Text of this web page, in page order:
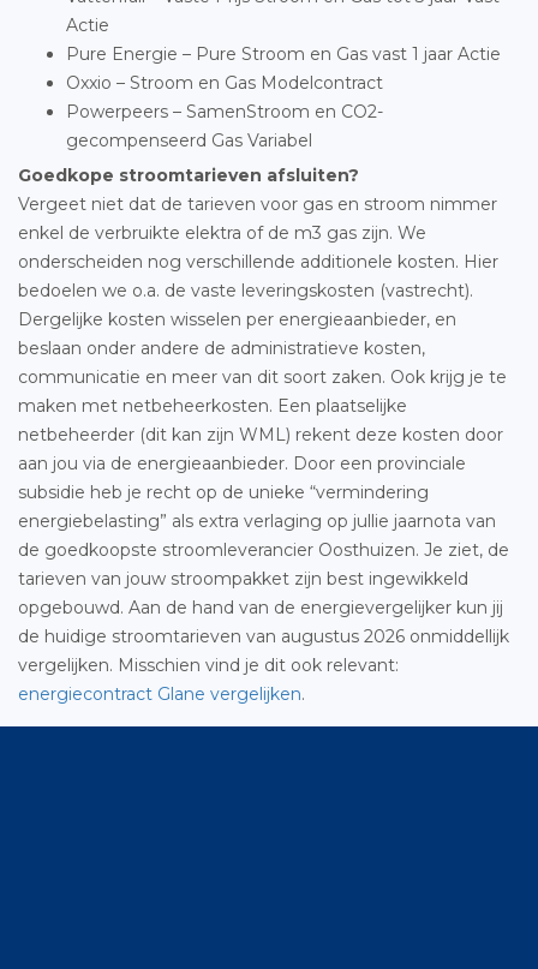
Actie
Pure Energie – Pure Stroom en Gas vast 1 jaar Actie
Oxxio – Stroom en Gas Modelcontract
Powerpeers – SamenStroom en CO2-
gecompenseerd Gas Variabel
Goedkope stroomtarieven afsluiten?
Vergeet niet dat de tarieven voor gas en stroom nimmer
enkel de verbruikte elektra of de m3 gas zijn. We
onderscheiden nog verschillende additionele kosten. Hier
bedoelen we o.a. de vaste leveringskosten (vastrecht).
Dergelijke kosten wisselen per energieaanbieder, en
beslaan onder andere de administratieve kosten,
communicatie en meer van dit soort zaken. Ook krijg je te
maken met netbeheerkosten. Een plaatselijke
netbeheerder (dit kan zijn WML) rekent deze kosten door
aan jou via de energieaanbieder. Door een provinciale
subsidie heb je recht op de unieke “vermindering
energiebelasting” als extra verlaging op jullie jaarnota van
de goedkoopste stroomleverancier Oosthuizen. Je ziet, de
tarieven van jouw stroompakket zijn best ingewikkeld
opgebouwd. Aan de hand van de energievergelijker kun jij
de huidige stroomtarieven van augustus 2026 onmiddellijk
vergelijken. Misschien vind je dit ook relevant:
energiecontract Glane vergelijken.